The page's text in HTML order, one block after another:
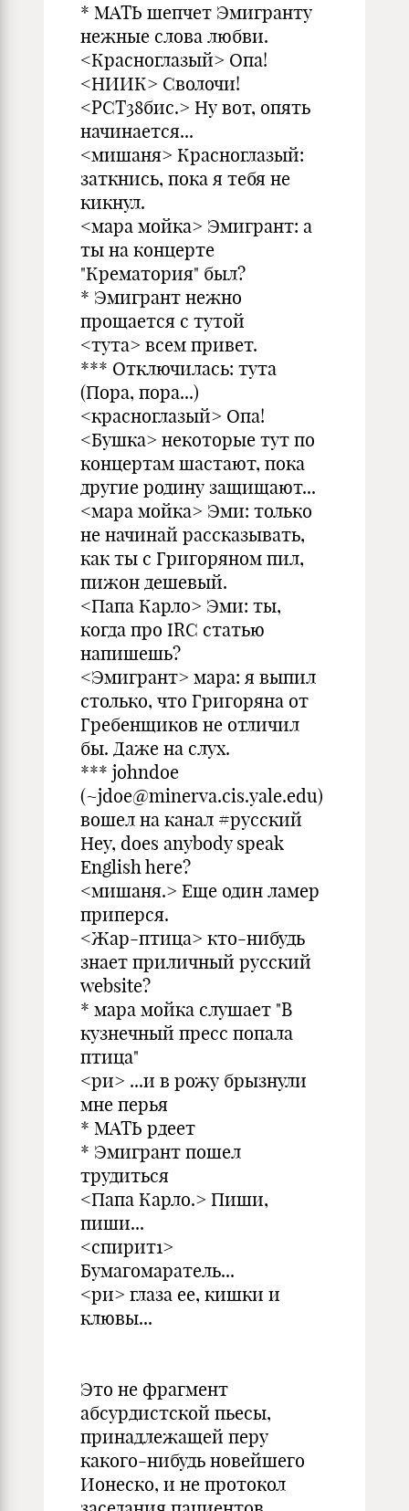
* МАТЬ шепчет Эмигранту
нежные слова любви.
<Красноглазый> Опа!
<НИИК> Сволочи!
<РСТ38бис.> Ну вот, опять
начинается...
<мишаня> Красноглазый:
заткнись, пока я тебя не
кикнул.
<мара мойка> Эмигрант: а
ты на концерте
"Крематория" был?
* Эмигрант нежно
прощается с тутой
<тута> всем привет.
*** Отключилась: тута
(Пора, пора...)
<красноглазый> Опа!
<Бушка> некоторые тут по
концертам шастают, пока
другие родину защищают...
<мара мойка> Эми: только
не начинай рассказывать,
как ты с Григоряном пил,
пижон дешевый.
<Папа Карло> Эми: ты,
когда про IRC статью
напишешь?
<Эмигрант> мара: я выпил
столько, что Григоряна от
Гребенщиков не отличил
бы. Даже на слух.
*** johndoe
(~jdoe@minerva.cis.yale.edu)
вошел на канал #русский
Hey, does anybody speak
English here?
<мишаня.> Еще один ламер
приперся.
<Жар-птица> кто-нибудь
знает приличный русский
website?
* мара мойка слушает "В
кузнечный пресс попала
птица"
<ри> ...и в рожу брызнули
мне перья
* МАТЬ рдеет
* Эмигрант пошел
трудиться
<Папа Карло.> Пиши,
пиши...
<спирит1>
Бумагомаратель...
<ри> глаза ее, кишки и
клювы...
Это не фрагмент
абсурдистской пьесы,
принадлежащей перу
какого-нибудь новейшего
Ионеско, и не протокол